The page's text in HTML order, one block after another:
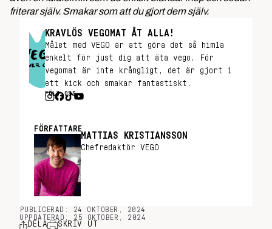
friterar själv. Smakar som att du gjort dem själv.
KRAVLÖS VEGOMAT ÅT ALLA!
Målet med VEGO är att göra det så himla
enkelt för just dig att äta vego. För
vegomat är inte krångligt, det är gjort i
ett kick och smakar fantastiskt.
FÖLJ OSS
FÖRFATTARE
MATTIAS KRISTIANSSON
Chefredaktör VEGO
PUBLICERAD: 24 OKTOBER, 2024
UPPDATERAD: 25 OKTOBER, 2024
DELA SKRIV UT